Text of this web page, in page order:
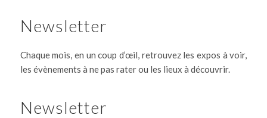
Newsletter
Chaque mois, en un coup d’œil, retrouvez les expos à voir,
les évènements à ne pas rater ou les lieux à découvrir.
Newsletter